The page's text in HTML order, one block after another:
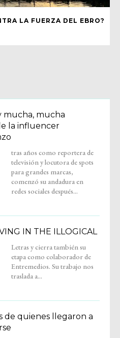
LA FUERZA DEL EBRO?
mucha, mucha
la influencer
redes sociales después...
IN THE ILLOGICAL
traslada a...
de quienes llegaron a